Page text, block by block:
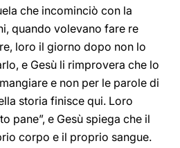
che incominciò con la
quando volevano fare re
loro il giorno dopo non lo
e Gesù li rimprovera che lo
e non per le parole di
storia finisce qui. Loro
pane”, e Gesù spiega che il
corpo e il proprio sangue.